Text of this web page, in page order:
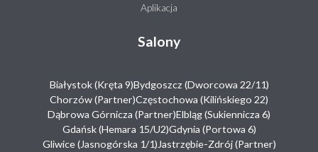
Aplikacja
Salony
Białystok (Kręta 9)Bydgoszcz (Dworcowa 22/11)
Chorzów (Partner)Częstochowa (Kilińskiego 22)
Dąbrowa Górnicza (Partner)Elbląg (Sukiennicza 6)
Gdańsk (Hemara 15/U2)Gdynia (Portowa 6)
Gliwice (Jasnogórska 1/1) Jastrzębie-Zdrój (Partner)